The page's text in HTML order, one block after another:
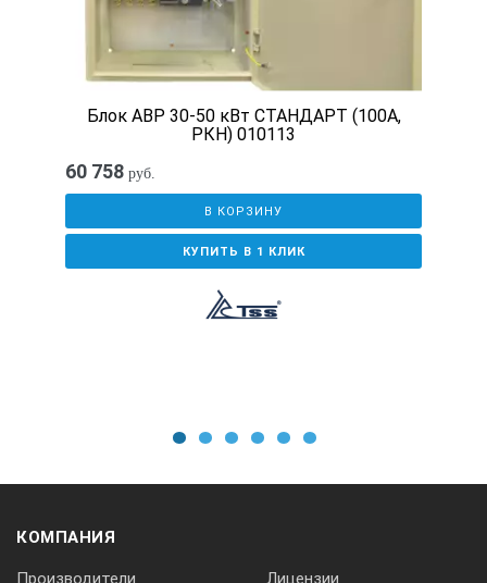
Блок АВР 30-50 кВт СТАНДАРТ (100А,
РКН) 010113
60 758 руб.
В КОРЗИНУ
КУПИТЬ В 1 КЛИК
КОМПАНИЯ
Производители Лицензии